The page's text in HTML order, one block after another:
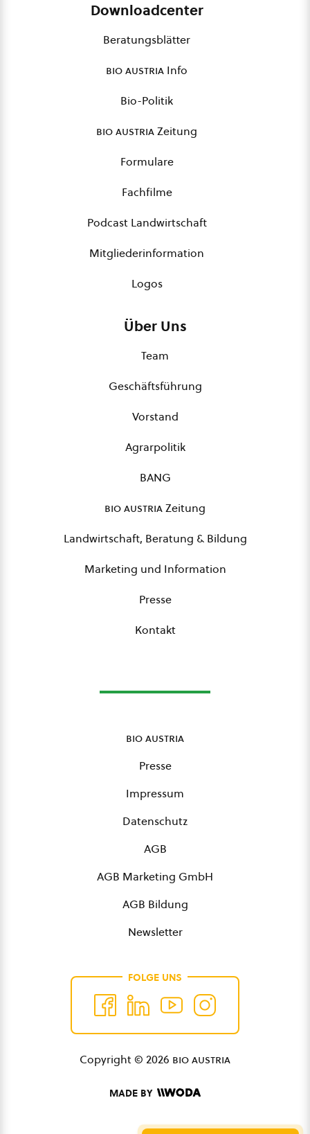
Downloadcenter
Beratungsblätter
bio austria Info
Bio-Politik
bio austriaZeitung
Formulare
Fachfilme
Podcast Landwirtschaft
Mitgliederinformation
Logos
Über Uns
Team
Geschäftsführung
Vorstand
Agrarpolitik
BANG
bio austriaZeitung
Landwirtschaft, Beratung & Bildung
Marketing und Information
Presse
Kontakt
bio austria
Presse
Impressum
Datenschutz
AGB
AGB Marketing GmbH
AGB Bildung
Newsletter
FOLGE UNS
Copyright © 2026 bio austria
MADE BY